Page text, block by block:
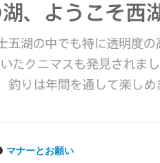
マナーとお願い